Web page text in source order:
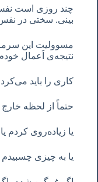
چند روزی است
بینی. سختی در
مسوولیت این
نتیجه‌ی اَعمال
کاری را باید
حتماً از لحظه
یا زیاده‌روی کردم
یا به چیزی